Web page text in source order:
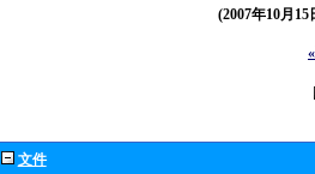
(2007年10月
文件